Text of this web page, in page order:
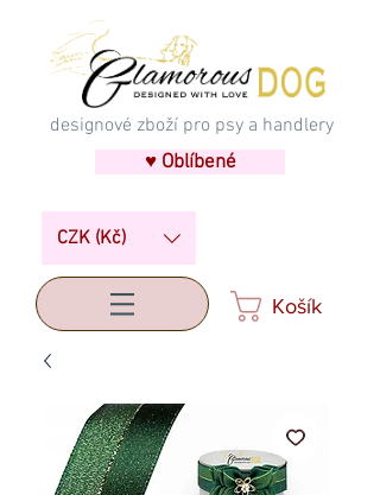
designové zboží pro psy a handlery
♥ Oblíbené
CZK (Kč)
Košík